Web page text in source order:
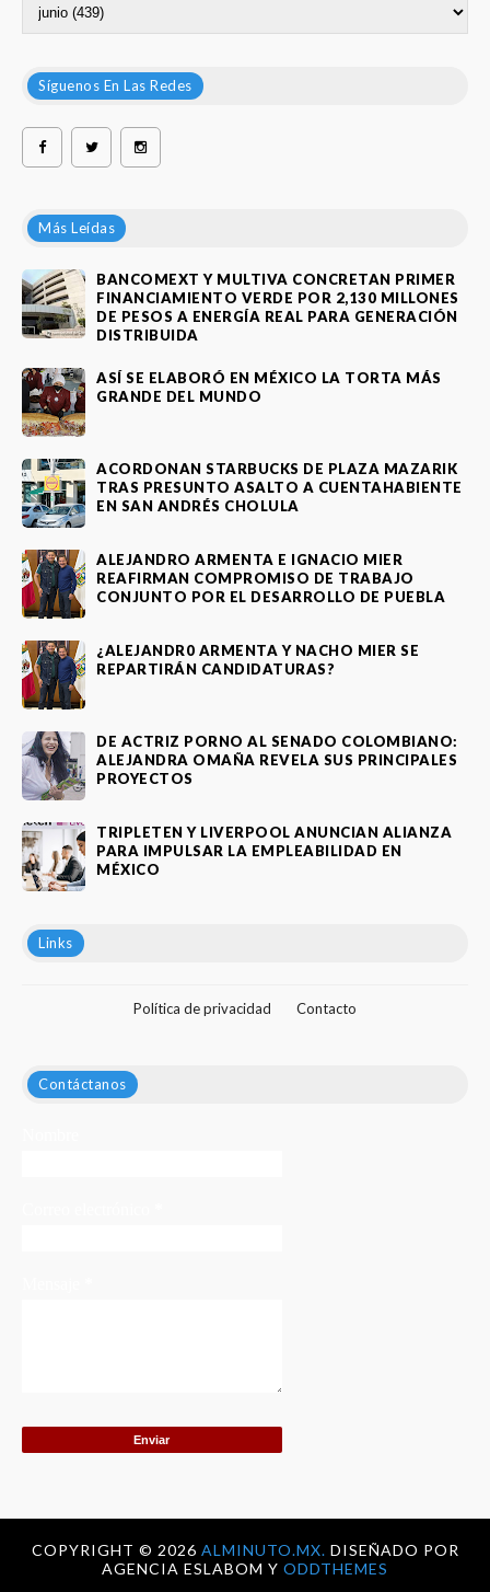
Síguenos En Las Redes
Más Leídas
BANCOMEXT Y MULTIVA CONCRETAN PRIMER
FINANCIAMIENTO VERDE POR 2,130 MILLONES
DE PESOS A ENERGÍA REAL PARA GENERACIÓN
DISTRIBUIDA
ASÍ SE ELABORÓ EN MÉXICO LA TORTA MÁS
GRANDE DEL MUNDO
ACORDONAN STARBUCKS DE PLAZA MAZARIK
TRAS PRESUNTO ASALTO A CUENTAHABIENTE
EN SAN ANDRÉS CHOLULA
ALEJANDRO ARMENTA E IGNACIO MIER
REAFIRMAN COMPROMISO DE TRABAJO
CONJUNTO POR EL DESARROLLO DE PUEBLA
¿ALEJANDR0 ARMENTA Y NACHO MIER SE
REPARTIRÁN CANDIDATURAS?
DE ACTRIZ PORNO AL SENADO COLOMBIANO:
ALEJANDRA OMAÑA REVELA SUS PRINCIPALES
PROYECTOS
TRIPLETEN Y LIVERPOOL ANUNCIAN ALIANZA
PARA IMPULSAR LA EMPLEABILIDAD EN
MÉXICO
Links
Política de privacidad Contacto
Contáctanos
COPYRIGHT © 2026 ALMINUTO.MX. DISEÑADO POR
AGENCIA ESLABOM Y ODDTHEMES